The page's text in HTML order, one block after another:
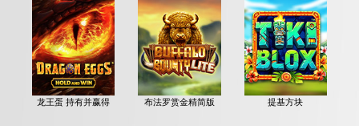
龙王蛋 持有并赢得 布法罗赏金精简版 提基方块